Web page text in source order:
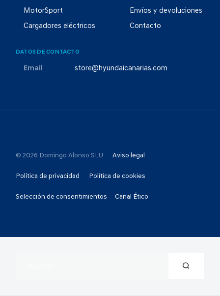
MotorSport
Cargadores eléctricos
Envíos y devoluciones
Contacto
DATOS DE CONTACTO
Email store@hyundaicanarias.com
© 2026 Domingo Alonso SLU Aviso legal
Política de privacidad Política de cookies
Selección de consentimientos Canal Ético